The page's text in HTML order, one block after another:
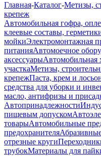
Главная-Каталог-Метизы,
крепеж
Автомобильная гофра,
клеевые составы,
мойкиЭлектромонтажная
питанияАвтомоечное
аксессуарыАвтомобильная
участкаМетизы,
крепежПаста, крем и
средства для уборки и
масло, антифризы и
Автопринадлежности
пищевым допуском
товарыАвтомобильные
предохранителя
отрезные круги
трубокМатериалы для